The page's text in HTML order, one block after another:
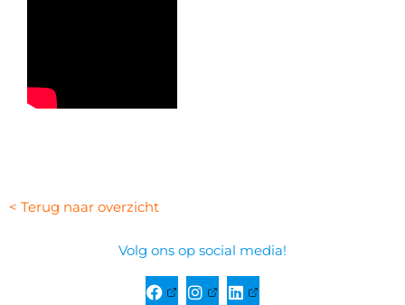
< Terug naar overzicht
Volg ons op social media!